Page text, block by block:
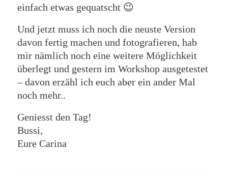
einfach etwas gequatscht 😉
Und jetzt muss ich noch die neuste Version
davon fertig machen und fotografieren, hab
mir nämlich noch eine weitere Möglichkeit
überlegt und gestern im Workshop ausgetestet
– davon erzähl ich euch aber ein ander Mal
noch mehr..
Geniesst den Tag!
Bussi,
Eure Carina